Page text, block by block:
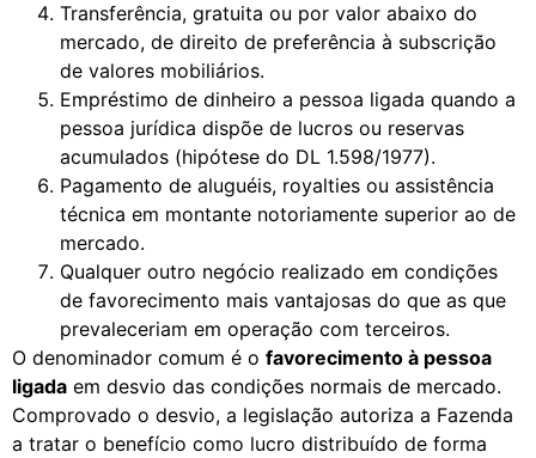
Transferência, gratuita ou por valor abaixo do
mercado, de direito de preferência à subscrição
de valores mobiliários.
Empréstimo de dinheiro a pessoa ligada quando a
pessoa jurídica dispõe de lucros ou reservas
acumulados (hipótese do DL 1.598/1977).
Pagamento de aluguéis, royalties ou assistência
técnica em montante notoriamente superior ao de
mercado.
Qualquer outro negócio realizado em condições
de favorecimento mais vantajosas do que as que
prevaleceriam em operação com terceiros.
O denominador comum é o favorecimento à pessoa
ligada em desvio das condições normais de mercado.
Comprovado o desvio, a legislação autoriza a Fazenda
a tratar o benefício como lucro distribuído de forma